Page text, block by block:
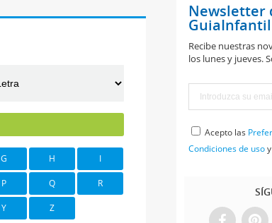
G H I
P Q R
Y Z
Newsletter
Recibe nuestras
los lunes y jueves.
Acepto las
Condiciones de usoy